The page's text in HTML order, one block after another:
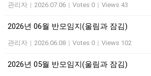
관리자 | 2026.07.06 | Votes 0 | Views 43
2026년 06월 반모임지(울림과 잠김)
관리자 | 2026.06.08 | Votes 0 | Views 102
2026년 05월 반모임지(울림과 잠김)